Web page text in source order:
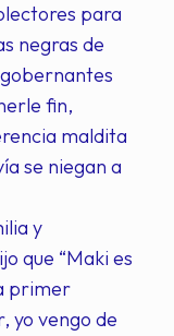
para
negras de
fin,
maldita
se niegan a
y
que “Maki es
primer
yo vengo de